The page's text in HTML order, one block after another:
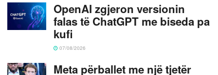
OpenAI zgjeron versionin
falas të ChatGPT me biseda pa
kufi
07/08/2026
Meta përballet me një tjetër